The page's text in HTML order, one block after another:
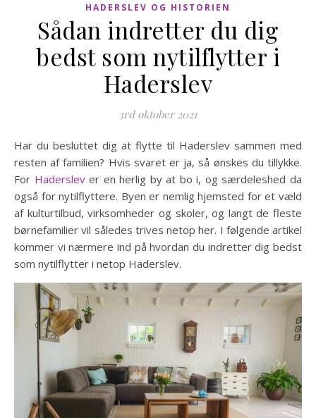
HADERSLEV OG HISTORIEN
Sådan indretter du dig
bedst som nytilflytter i
Haderslev
3rd oktober 2021
Har du besluttet dig at flytte til Haderslev sammen med
resten af familien? Hvis svaret er ja, så ønskes du tillykke.
For Haderslever en herlig by at bo i, og særdeleshed da
også for nytilflyttere. Byen er nemlig hjemsted for et væld
af kulturtilbud, virksomheder og skoler, og langt de fleste
børnefamilier vil således trives netop her. I følgende artikel
kommer vi nærmere ind på hvordan du indretter dig bedst
som nytilflytter i netop Haderslev.